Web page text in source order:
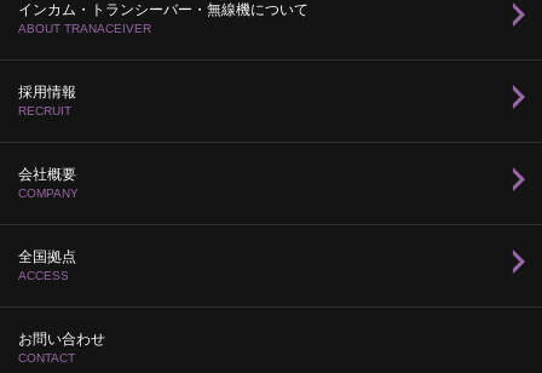
インカム・トランシーバー・無線機について
ABOUT TRANACEIVER
採用情報
RECRUIT
会社概要
COMPANY
全国拠点
ACCESS
お問い合わせ
CONTACT